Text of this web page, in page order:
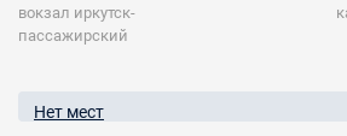
вокзал иркутск-
пассажирский
Нет мест